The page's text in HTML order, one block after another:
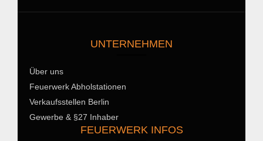
UNTERNEHMEN
Über uns
Feuerwerk Abholstationen
Verkaufsstellen Berlin
Gewerbe & §27 Inhaber
FEUERWERK INFOS